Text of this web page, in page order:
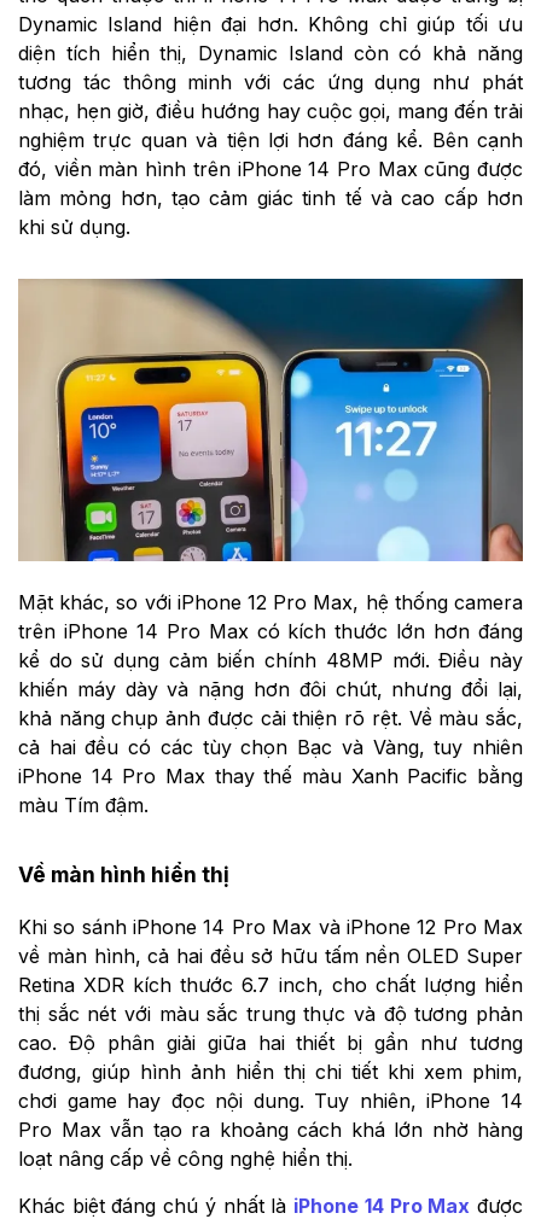
Dynamic Island hiện đại hơn. Không chỉ giúp tối ưu
diện tích hiển thị, Dynamic Island còn có khả năng
tương tác thông minh với các ứng dụng như phát
nhạc, hẹn giờ, điều hướng hay cuộc gọi, mang đến trải
nghiệm trực quan và tiện lợi hơn đáng kể. Bên cạnh
đó, viền màn hình trên iPhone 14 Pro Max cũng được
làm mỏng hơn, tạo cảm giác tinh tế và cao cấp hơn
khi sử dụng.
Mặt khác, so với iPhone 12 Pro Max, hệ thống camera
trên iPhone 14 Pro Max có kích thước lớn hơn đáng
kể do sử dụng cảm biến chính 48MP mới. Điều này
khiến máy dày và nặng hơn đôi chút, nhưng đổi lại,
khả năng chụp ảnh được cải thiện rõ rệt. Về màu sắc,
cả hai đều có các tùy chọn Bạc và Vàng, tuy nhiên
iPhone 14 Pro Max thay thế màu Xanh Pacific bằng
màu Tím đậm.
Về màn hình hiển thị
Khi so sánh iPhone 14 Pro Max và iPhone 12 Pro Max
về màn hình, cả hai đều sở hữu tấm nền OLED Super
Retina XDR kích thước 6.7 inch, cho chất lượng hiển
thị sắc nét với màu sắc trung thực và độ tương phản
cao. Độ phân giải giữa hai thiết bị gần như tương
đương, giúp hình ảnh hiển thị chi tiết khi xem phim,
chơi game hay đọc nội dung. Tuy nhiên, iPhone 14
Pro Max vẫn tạo ra khoảng cách khá lớn nhờ hàng
loạt nâng cấp về công nghệ hiển thị.
Khác biệt đáng chú ý nhất là iPhone 14 Pro Max được